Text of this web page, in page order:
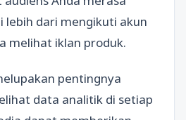
lebih dari mengikuti akun
melihat iklan produk.
pentingnya
data analitik di setiap